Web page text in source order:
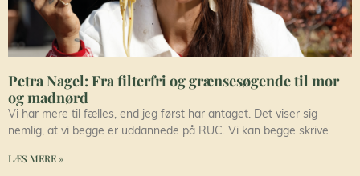
Petra Nagel: Fra filterfri og grænsesøgende til mor
og madnørd
Vi har mere til fælles, end jeg først har antaget. Det viser sig
nemlig, at vi begge er uddannede på RUC. Vi kan begge skrive
LÆS MERE »